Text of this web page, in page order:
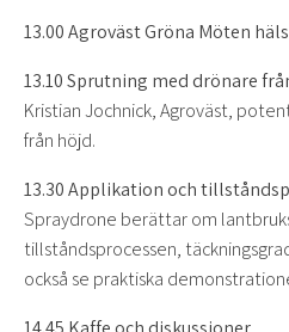
13.00 Agroväst Gröna Möten
13.10 Sprutning med drönare
Kristian Jochnick, Agroväst,
från höjd.
13.30 Applikation och
Spraydrone berättar om
tillståndsprocessen,
också se praktiska